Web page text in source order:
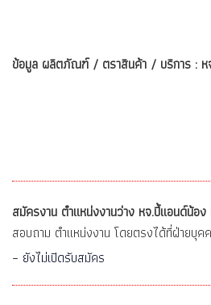
ข้อมูล ผลิตภัณฑ์ / ตราสินค้า / บริการ : ห
สมัครงาน ตำแหน่งงานว่าง หจ.ปี้แอนด์น้อง
สอบถาม ตำแหน่งงาน โดยตรงได้ที่ฝ่ายบุค
– ยังไม่เปิดรับสมัคร